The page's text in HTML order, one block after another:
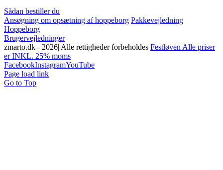
Sådan bestiller du
Ansøgning om opsætning af hoppeborg Pakkevejledning
Hoppeborg
Brugervejledninger
zmarto.dk - 2026| Alle rettigheder forbeholdes Festløven Alle priser
er INKL. 25% moms
FacebookInstagramYouTube
Page load link
Go to Top